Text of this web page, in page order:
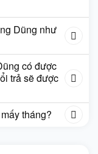
Dũng như
có được
trả sẽ được
tháng?